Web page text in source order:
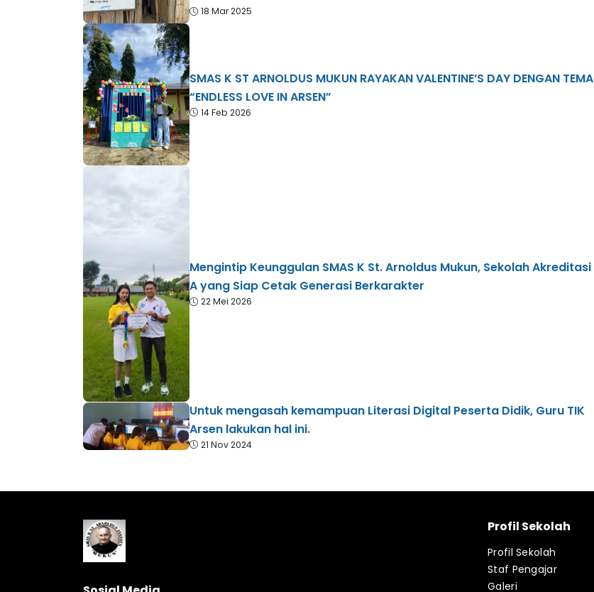
18 Mar 2025
SMAS K ST ARNOLDUS MUKUN RAYAKAN VALENTINE’S DAY DENGAN TEMA
“ENDLESS LOVE IN ARSEN”
14 Feb 2026
Mengintip Keunggulan SMAS K St. Arnoldus Mukun, Sekolah Akreditasi
A yang Siap Cetak Generasi Berkarakter
22 Mei 2026
Untuk mengasah kemampuan Literasi Digital Peserta Didik, Guru TIK
Arsen lakukan hal ini.
21 Nov 2024
Profil Sekolah
Profil Sekolah
Staf Pengajar
Galeri